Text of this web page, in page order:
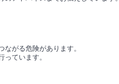
がる危険があります。
ています。